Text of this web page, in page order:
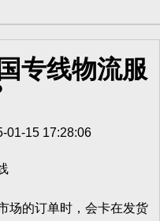
专线物流服
01-15 17:28:06
的订单时，会卡在发货